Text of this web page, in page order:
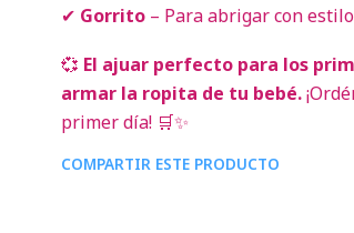
✔ Gorrito – Para abrigar con
💞 El ajuar perfecto para los
armar la ropita de tu bebé.
primer día! 🛒✨
COMPARTIR ESTE PRODUCTO